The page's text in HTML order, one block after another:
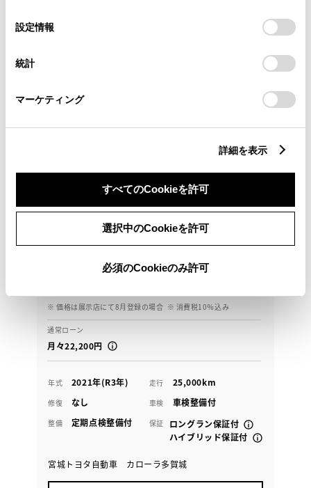
デバイスにすべてのCookie(クッキー)が保存されることに同
意したことになります。Cookie(クッキー)のオプトアウト、
設定の変更、同意を撤回したりするにあたっては、当社の
「Cookie（クッキー）情報の取り扱いについて
」をご覧くだ
設定情報
統計
マーケティング
詳細を表示
すべてのCookieを許可
選択中のCookieを許可
必須のCookieのみ許可
カローラクロス ハイブリッド Z
ナビ、全周囲カメラ、ＥＴＣ付いてます
360.9 万円
※ 価格は展示店にて8月登録の場合 ※ 消費税10％込み
通常ローン
月々22,200円
年式 2021年(R3年) 走行 25,000km
修復 なし 車検 車検整備付
整備 定期点検整備付 保証
ロングラン保証付
ハイブリッド保証付
宮城トヨタ自動車 カローラ多賀城